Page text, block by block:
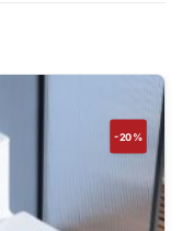
-20%